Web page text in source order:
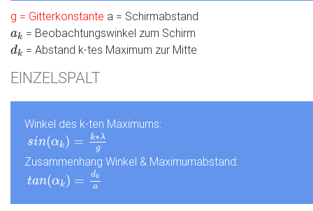
g = Gitterkonstante a = Schirmabstand
ak
ak = Beobachtungswinkel zum Schirm
dk
dk = Abstand k-tes Maximum zur Mitte
EINZELSPALT
Winkel des k-ten Maximums:
sin(αk) = k∗λ
g
sin(α k)=k ∗λg
Zusammenhang Winkel & Maximumabstand:
tan(αk) = dk
a
tan(αk)=dka